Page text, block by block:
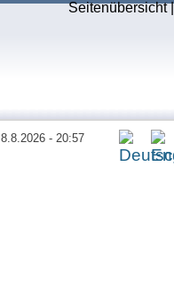
Seitenübersicht
8.8.2026 - 20:57